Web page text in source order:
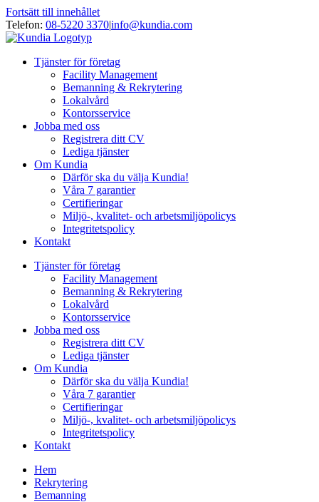
Fortsätt till innehållet
Telefon: 08-5220 3370|info@kundia.com
Tjänster för företag
Facility Management
Bemanning & Rekrytering
Lokalvård
Kontorsservice
Jobba med oss
Registrera ditt CV
Lediga tjänster
Om Kundia
Därför ska du välja Kundia!
Våra 7 garantier
Certifieringar
Miljö-, kvalitet- och arbetsmiljöpolicys
Integritetspolicy
Kontakt
Tjänster för företag
Facility Management
Bemanning & Rekrytering
Lokalvård
Kontorsservice
Jobba med oss
Registrera ditt CV
Lediga tjänster
Om Kundia
Därför ska du välja Kundia!
Våra 7 garantier
Certifieringar
Miljö-, kvalitet- och arbetsmiljöpolicys
Integritetspolicy
Kontakt
Hem
Rekrytering
Bemanning